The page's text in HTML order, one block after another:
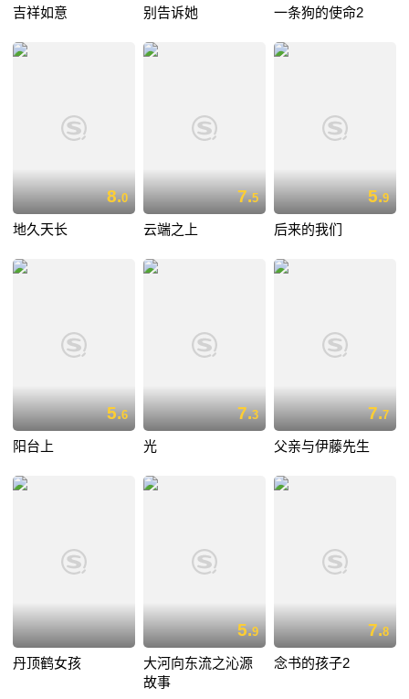
吉祥如意 别告诉她 一条狗的使命2
8.0
地久天长
7.5
云端之上
5.9
后来的我们
5.6
阳台上
7.3
光
7.7
父亲与伊藤先生
丹顶鹤女孩
5.9
大河向东流之沁源
故事
7.8
念书的孩子2